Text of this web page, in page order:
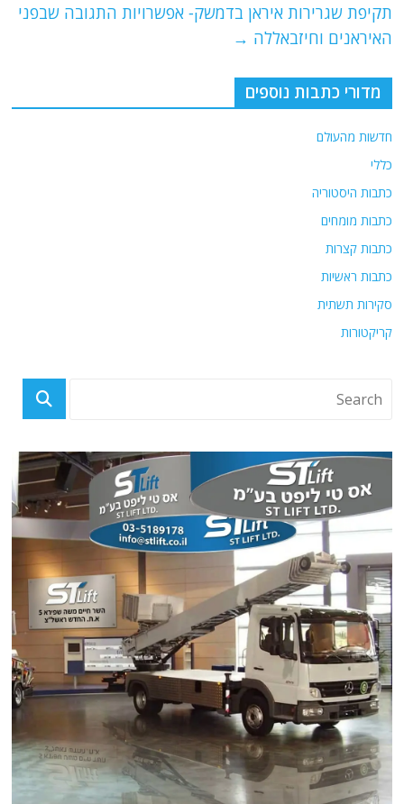
p
o
תקיפת שגרירות איראן בדמשק- אפשרויות התגובה שבפני
האיראנים וחיזבאללה →
מדורי כתבות נוספים
חדשות מהעולם
כללי
כתבות היסטוריה
כתבות מומחים
כתבות קצרות
כתבות ראשיות
סקירות תשתית
קריקטורות